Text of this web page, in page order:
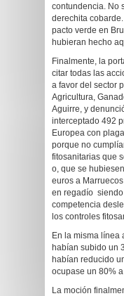
contundencia. No
derechita
pacto verde en
hubieran hecho
Finalmente, la
citar todas las
a favor del sector
Agricultura,
Aguirre, y
interceptado 492
Europea con
porque no
fitosanitarias que
o, que se
euros a
en regadío
competencia
los controles
En la misma línea
habían subido un
habían reducido
ocupase un 80%
La moción